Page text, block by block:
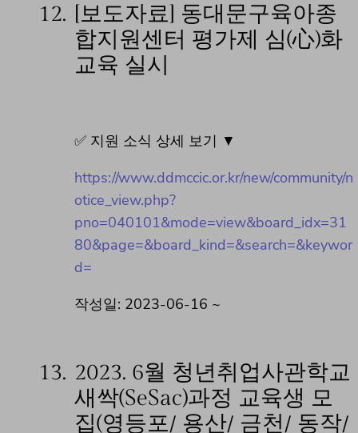
12.
[보도자료] 동대문구육아종
합지원센터 평가제 심(心)화
교육 실시
✅ 지원 소식 상세 보기 ▼
https://www.ddmccic.or.kr/new/community/n
otice_view.php?
pno=040101&mode=view&board_idx=31
80&page=&board_kind=&search=&keywor
d=
작성일: 2023-06-16 ~
13. 2023. 6월 청년취업사관학교
새싹(SeSac)과정 교육생 모
집(영등포/ 용산/ 금천/ 동작/